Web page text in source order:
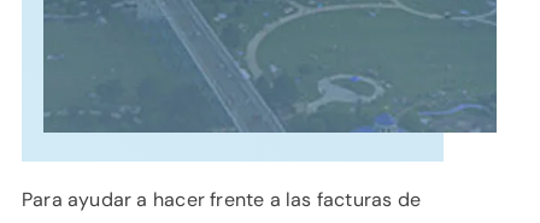
Para ayudar a hacer frente a las facturas de